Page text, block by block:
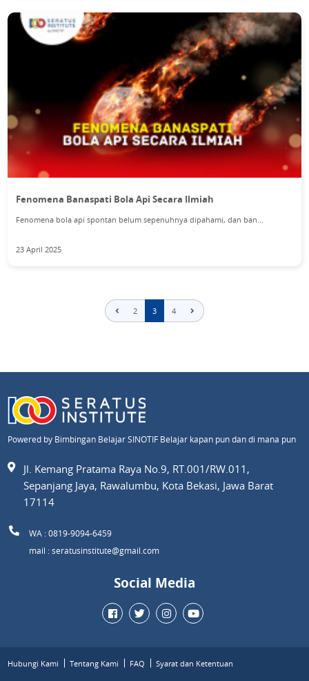
Fenomena Banaspati Bola Api Secara Ilmiah
Fenomena bola api spontan belum sepenuhnya dipahami, dan ban...
23 April 2025
2 3 4
Powered by Bimbingan Belajar SINOTIF Belajar kapan pun dan di mana pun
Jl. Kemang Pratama Raya No.9, RT.001/RW.011,
Sepanjang Jaya, Rawalumbu, Kota Bekasi, Jawa Barat
17114
WA : 0819-9094-6459
mail : seratusinstitute@gmail.com
Social Media
Hubungi Kami Tentang Kami FAQ Syarat dan Ketentuan